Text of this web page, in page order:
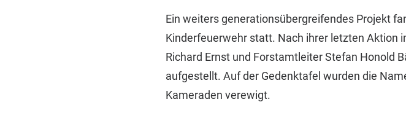
Ein weiters generationsübergreifendes Projekt
Kinderfeuerwehr statt. Nach ihrer letzten Aktion
Richard Ernst und Forstamtleiter Stefan Honold
aufgestellt. Auf der Gedenktafel wurden die
Kameraden verewigt.